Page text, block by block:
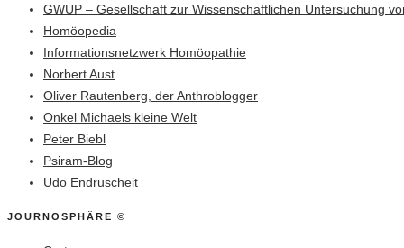
GWUP – Gesellschaft zur Wissenschaftlichen Untersuchung
Homöopedia
Informationsnetzwerk Homöopathie
Norbert Aust
Oliver Rautenberg, der Anthroblogger
Onkel Michaels kleine Welt
Peter Biebl
Psiram-Blog
Udo Endruscheit
JOURNOSPHÄRE ©